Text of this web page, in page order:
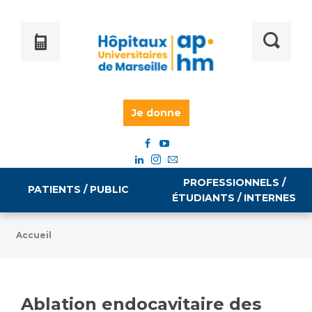
Je donne
PATIENTS / PUBLIC
PROFESSIONNELS /
ÉTUDIANTS / INTERNES
Emploi / formation
Accueil
Ablation endocavitaire des